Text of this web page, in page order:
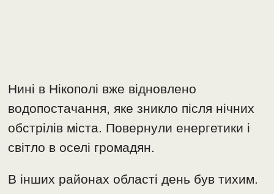
Нині в Нікополі вже відновлено
водопостачання, яке зникло після нічних
обстрілів міста. Повернули енергетики і
світло в оселі громадян.
В інших районах області день був тихим.